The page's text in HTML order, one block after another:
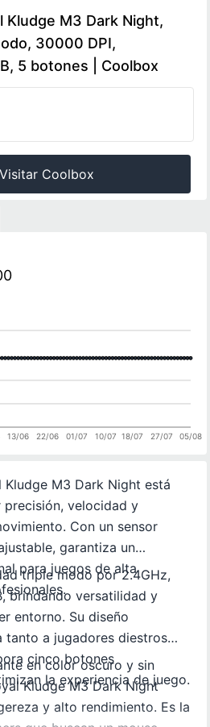
Kludge M3 Dark Night,
30000 DPI,
5 botones | Coolbox
Visitar Coolbox
13/06 22/06 01/07 10/07 18/07 27/07 05/08
Kludge M3 Dark Night está
velocidad y
Con un sensor
garantiza un
para juegos de alta
triple modo por 2.4GHz,
brindando versatilidad y
entorno. Su diseño
tanto a jugadores diestros
cinco botones
la experiencia de juego.
en color oscuro y sin
Kludge M3 Dark Night
y alto rendimiento. Es la